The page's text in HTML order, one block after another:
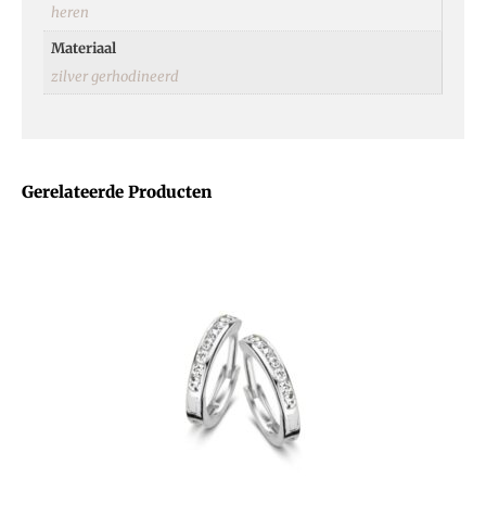
Gerelateerde Producten
heren
Materiaal
zilver gerhodineerd